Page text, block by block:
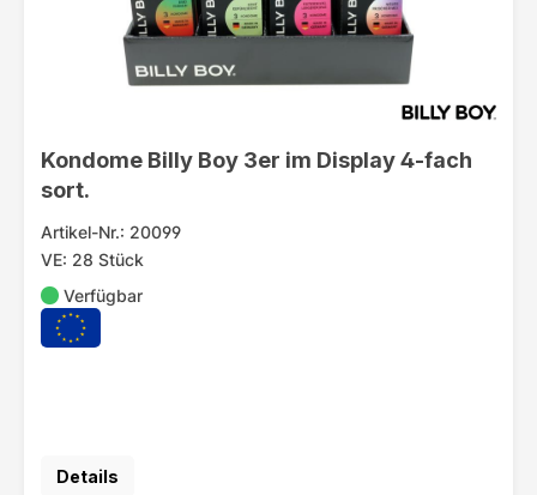
Kondome Billy Boy 3er im Display 4-fach
sort.
Artikel-Nr.: 20099
VE: 28 Stück
Verfügbar
Details